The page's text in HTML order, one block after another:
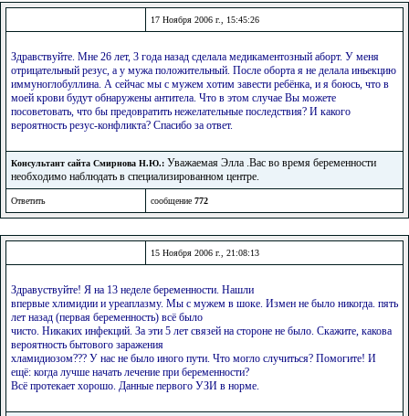
17 Ноября 2006 г., 15:45:26
Здравствуйте. Мне 26 лет, 3 года назад сделала медикаментозный аборт. У меня
отрицательный резус, а у мужа положительный. После оборта я не делала иньекцию
иммуноглобуллина. А сейчас мы с мужем хотим завести ребёнка, и я боюсь, что в
моей крови будут обнаружены антитела. Что в этом случае Вы можете
посоветовать, что бы предовратить нежелательные последствия? И какого
вероятность резус-конфликта? Спасибо за ответ.
Консультант сайта Смирнова Н.Ю.: Уважаемая Элла .Вас во время беременности
необходимо наблюдать в специализированном центре.
Ответить сообщение 772
15 Ноября 2006 г., 21:08:13
Здравуствуйте! Я на 13 неделе беременности. Нашли
впервые хлимидии и уреаплазму. Мы с мужем в шоке. Измен не было никогда. пять
лет назад (первая беременность) всё было
чисто. Никаких инфекций. За эти 5 лет связей на стороне не было. Скажите, какова
вероятность бытового заражения
хламидиозом??? У нас не было иного пути. Что могло случиться? Помогите! И
ещё: когда лучше начать лечение при беременности?
Всё протекает хорошо. Данные первого УЗИ в норме.